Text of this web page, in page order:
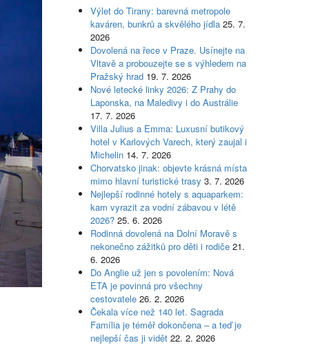
Výlet do Tirany: barevná metropole
kaváren, bunkrů a skvělého jídla 25. 7.
2026
Dovolená na řece v Praze. Usínejte na
Vltavě a probouzejte se s výhledem na
Pražský hrad 19. 7. 2026
Nové letecké linky 2026: Z Prahy do
Laponska, na Maledivy i do Austrálie
17. 7. 2026
Villa Julius a Emma: Luxusní butikový
hotel v Karlových Varech, který zaujal i
Michelin 14. 7. 2026
Chorvatsko jinak: objevte krásná místa
mimo hlavní turistické trasy 3. 7. 2026
Nejlepší rodinné hotely s aquaparkem:
kam vyrazit za vodní zábavou v létě
2026? 25. 6. 2026
Rodinná dovolená na Dolní Moravě s
nekonečno zážitků pro děti i rodiče 21.
6. 2026
Do Anglie už jen s povolením: Nová
ETA je povinná pro všechny
cestovatele 26. 2. 2026
Čekala více než 140 let. Sagrada
Família je téměř dokončena – a teď je
nejlepší čas ji vidět 22. 2. 2026